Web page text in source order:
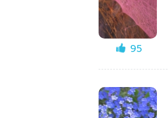
95